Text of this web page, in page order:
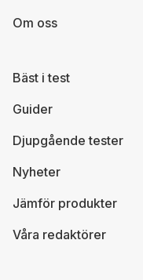
Bäst i test
Guider
Djupgående tester
Nyheter
Jämför produkter
Våra redaktörer
Om oss